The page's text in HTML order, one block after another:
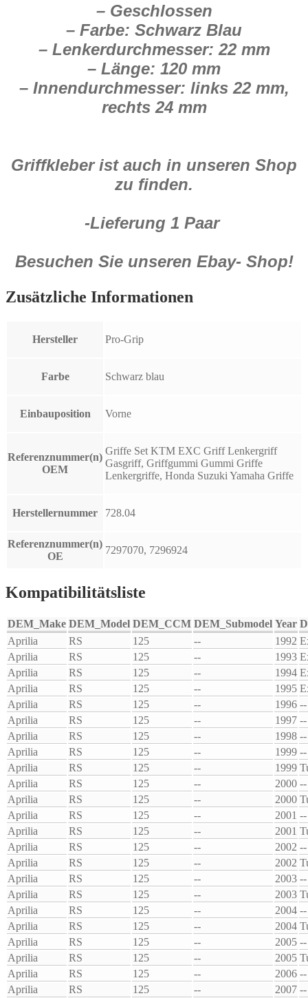
– Geschlossen
– Farbe: Schwarz Blau
– Lenkerdurchmesser: 22 mm
– Länge: 120 mm
– Innendurchmesser: links 22 mm,
rechts 24 mm
Griffkleber ist auch in unseren Shop
zu finden.
-Lieferung 1 Paar
Besuchen Sie unseren Ebay- Shop!
Zusätzliche Informationen
Hersteller Pro-Grip
Farbe Schwarz blau
Einbauposition Vorne
Referenznummer(n)
OEM
Griffe Set KTM EXC Griff Lenkergriff
Gasgriff, Griffgummi Gummi Griffe
Lenkergriffe, Honda Suzuki Yamaha Griffe
Herstellernummer 728.04
Referenznummer(n)
OE
7297070, 7296924
Kompatibilitätsliste
DEM_Make DEM_Model DEM_CCM DEM_Submodel Year
Aprilia
RS 125 -- 1992
Aprilia
RS 125 -- 1993
Aprilia
RS 125 -- 1994
Aprilia
RS 125 -- 1995
Aprilia
RS 125 -- 1996 --
Aprilia
RS 125 -- 1997 --
Aprilia
RS 125 -- 1998 --
Aprilia
RS 125 -- 1999 --
Aprilia
RS 125 -- 1999
Aprilia
RS 125 -- 2000 --
Aprilia
RS 125 -- 2000
Aprilia
RS 125 -- 2001 --
Aprilia
RS 125 -- 2001
Aprilia
RS 125 -- 2002 --
Aprilia
RS 125 -- 2002
Aprilia
RS 125 -- 2003 --
Aprilia
RS 125 -- 2003
Aprilia
RS 125 -- 2004 --
Aprilia
RS 125 -- 2004
Aprilia
RS 125 -- 2005 --
Aprilia
RS 125 -- 2005
Aprilia
RS 125 -- 2006 --
Aprilia
RS 125 -- 2007 --